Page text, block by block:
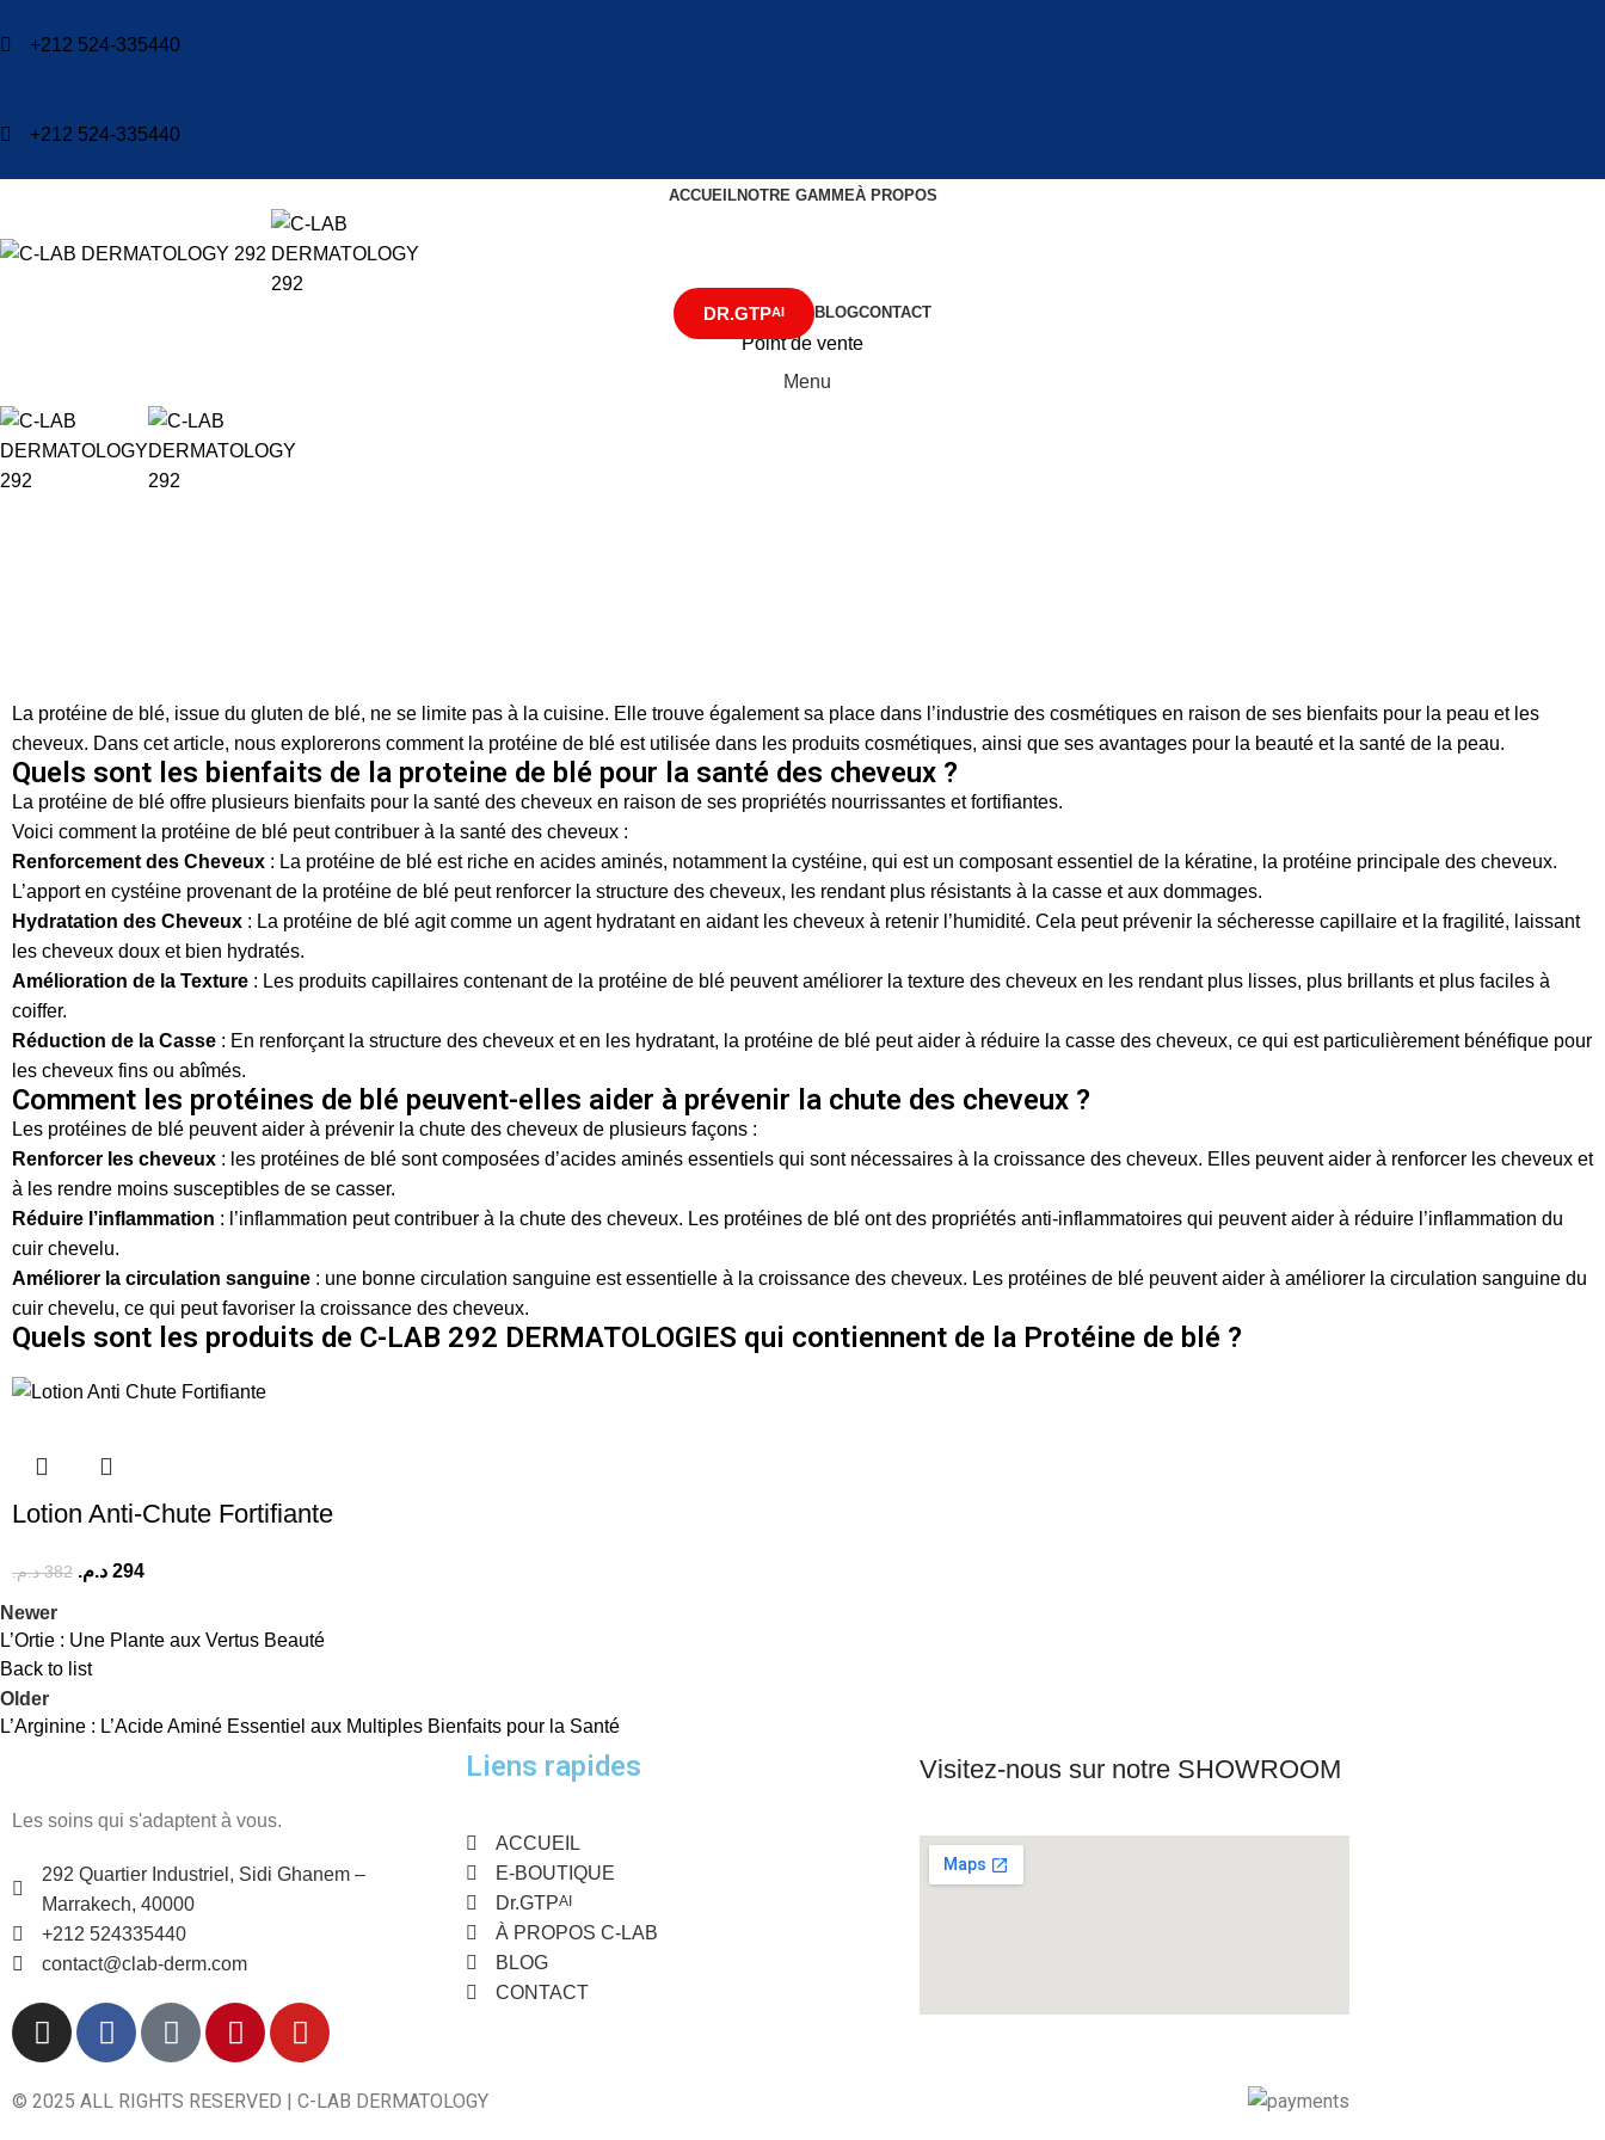
+212 524-335440
+212 524-335440
ACCUEILNOTRE GAMMEÀ PROPOS
DR.GTPAI BLOGCONTACT
Point de vente
Menu
La protéine de blé, issue du gluten de blé, ne se limite pas à la cuisine. Elle trouve également sa place dans l’industrie des cosmétiques en raison de ses bienfaits pour la peau et les
cheveux. Dans cet article, nous explorerons comment la protéine de blé est utilisée dans les produits cosmétiques, ainsi que ses avantages pour la beauté et la santé de la peau.
Quels sont les bienfaits de la proteine de blé pour la santé des cheveux ?
La protéine de blé offre plusieurs bienfaits pour la santé des cheveux en raison de ses propriétés nourrissantes et fortifiantes.
Voici comment la protéine de blé peut contribuer à la santé des cheveux :
Renforcement des Cheveux : La protéine de blé est riche en acides aminés, notamment la cystéine, qui est un composant essentiel de la kératine, la protéine principale des cheveux.
L’apport en cystéine provenant de la protéine de blé peut renforcer la structure des cheveux, les rendant plus résistants à la casse et aux dommages.
Hydratation des Cheveux : La protéine de blé agit comme un agent hydratant en aidant les cheveux à retenir l’humidité. Cela peut prévenir la sécheresse capillaire et la fragilité, laissant
les cheveux doux et bien hydratés.
Amélioration de la Texture : Les produits capillaires contenant de la protéine de blé peuvent améliorer la texture des cheveux en les rendant plus lisses, plus brillants et plus faciles à
coiffer.
Réduction de la Casse : En renforçant la structure des cheveux et en les hydratant, la protéine de blé peut aider à réduire la casse des cheveux, ce qui est particulièrement bénéfique pour
les cheveux fins ou abîmés.
Comment les protéines de blé peuvent-elles aider à prévenir la chute des cheveux ?
Les protéines de blé peuvent aider à prévenir la chute des cheveux de plusieurs façons :
Renforcer les cheveux : les protéines de blé sont composées d’acides aminés essentiels qui sont nécessaires à la croissance des cheveux. Elles peuvent aider à renforcer les cheveux et
à les rendre moins susceptibles de se casser.
Réduire l’inflammation : l’inflammation peut contribuer à la chute des cheveux. Les protéines de blé ont des propriétés anti-inflammatoires qui peuvent aider à réduire l’inflammation du
cuir chevelu.
Améliorer la circulation sanguine : une bonne circulation sanguine est essentielle à la croissance des cheveux. Les protéines de blé peuvent aider à améliorer la circulation sanguine du
cuir chevelu, ce qui peut favoriser la croissance des cheveux.
Quels sont les produits de C-LAB 292 DERMATOLOGIES qui contiennent de la Protéine de blé ?
Lotion Anti-Chute Fortifiante
382 د.م. 294 د.م.
Newer
L’Ortie : Une Plante aux Vertus Beauté
Back to list
Older
L’Arginine : L’Acide Aminé Essentiel aux Multiples Bienfaits pour la Santé
Les soins qui s'adaptent à vous.
292 Quartier Industriel, Sidi Ghanem –
Marrakech, 40000
+212 524335440
contact@clab-derm.com
Liens rapides
ACCUEIL
E-BOUTIQUE
Dr.GTPAI
À PROPOS C-LAB
BLOG
CONTACT
Visitez-nous sur notre SHOWROOM
© 2025 ALL RIGHTS RESERVED | C-LAB DERMATOLOGY